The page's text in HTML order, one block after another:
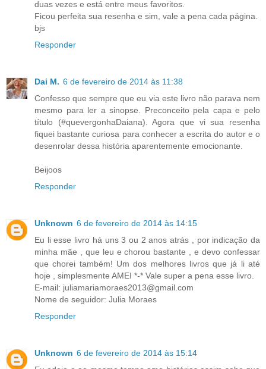
duas vezes e está entre meus favoritos.
Ficou perfeita sua resenha e sim, vale a pena cada página.
bjs
Responder
Dai M. 6 de fevereiro de 2014 às 11:38
Confesso que sempre que eu via este livro não parava nem
mesmo para ler a sinopse. Preconceito pela capa e pelo
título (#quevergonhaDaiana). Agora que vi sua resenha
fiquei bastante curiosa para conhecer a escrita do autor e o
desenrolar dessa história aparentemente emocionante.
Beijoos
Responder
Unknown 6 de fevereiro de 2014 às 14:15
Eu li esse livro há uns 3 ou 2 anos atrás , por indicação da
minha mãe , que leu e chorou bastante , e devo confessar
que chorei também! Um dos melhores livros que já li até
hoje , simplesmente AMEI *-* Vale super a pena esse livro.
E-mail: juliamariamoraes2013@gmail.com
Nome de seguidor: Julia Moraes
Responder
Unknown 6 de fevereiro de 2014 às 15:14